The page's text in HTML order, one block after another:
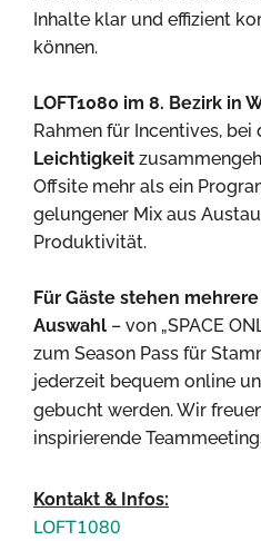
Inhalte klar und effizient
können.
LOFT1080 im 8. Bezirk in
Rahmen für Incentives, bei
Leichtigkeit
Offsite mehr als ein
gelungener Mix aus
Produktivität.
Für Gäste stehen
Auswahl – von „SPACE
zum Season Pass für
jederzeit bequem online
gebucht werden. Wir
inspirierende
Kontakt & Infos:
LOFT1080